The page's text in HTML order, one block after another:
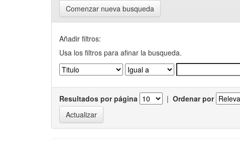
Comenzar nueva busqueda
Añadir filtros:
Usa los filtros para afinar la busqueda.
Resultados por página | Ordenar por